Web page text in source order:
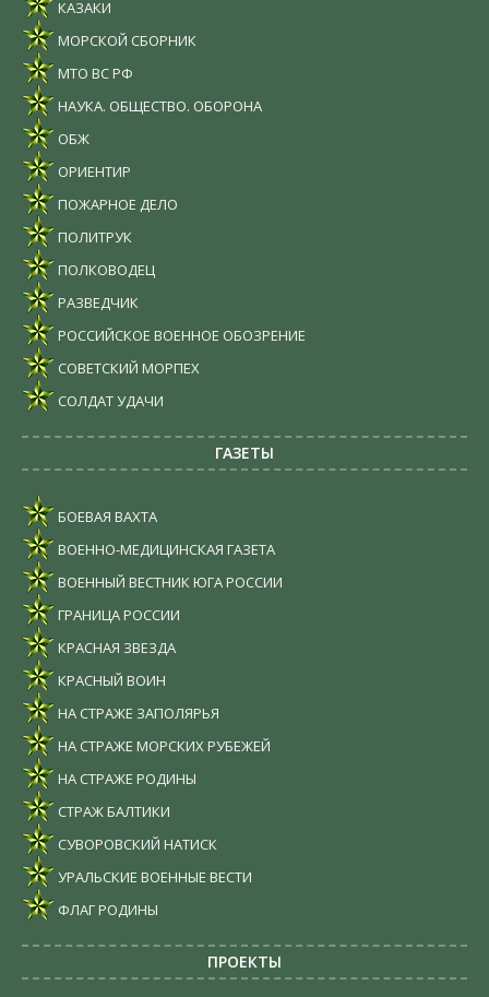
КАЗАКИ
МОРСКОЙ СБОРНИК
МТО ВС РФ
НАУКА. ОБЩЕСТВО. ОБОРОНА
ОБЖ
ОРИЕНТИР
ПОЖАРНОЕ ДЕЛО
ПОЛИТРУК
ПОЛКОВОДЕЦ
РАЗВЕДЧИК
РОССИЙСКОЕ ВОЕННОЕ ОБОЗРЕНИЕ
СОВЕТСКИЙ МОРПЕХ
СОЛДАТ УДАЧИ
ГАЗЕТЫ
БОЕВАЯ ВАХТА
ВОЕННО-МЕДИЦИНСКАЯ ГАЗЕТА
ВОЕННЫЙ ВЕСТНИК ЮГА РОССИИ
ГРАНИЦА РОССИИ
КРАСНАЯ ЗВЕЗДА
КРАСНЫЙ ВОИН
НА СТРАЖЕ ЗАПОЛЯРЬЯ
НА СТРАЖЕ МОРСКИХ РУБЕЖЕЙ
НА СТРАЖЕ РОДИНЫ
СТРАЖ БАЛТИКИ
СУВОРОВСКИЙ НАТИСК
УРАЛЬСКИЕ ВОЕННЫЕ ВЕСТИ
ФЛАГ РОДИНЫ
ПРОЕКТЫ